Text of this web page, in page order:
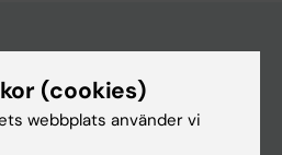
(cookies)
webbplats använder vi